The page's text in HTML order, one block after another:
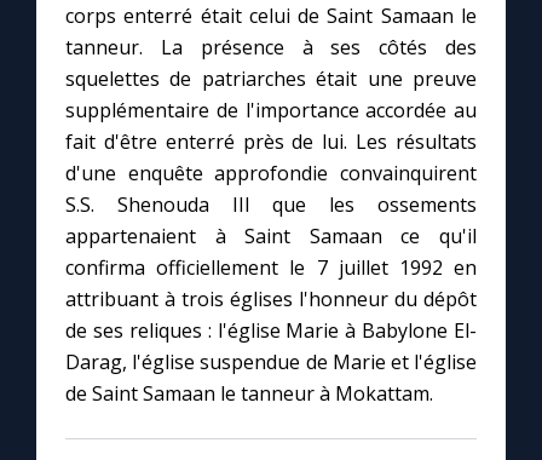
corps enterré était celui de Saint Samaan le
tanneur. La présence à ses côtés des
squelettes de patriarches était une preuve
supplémentaire de l'importance accordée au
fait d'être enterré près de lui. Les résultats
d'une enquête approfondie convainquirent
S.S. Shenouda III que les ossements
appartenaient à Saint Samaan ce qu'il
confirma officiellement le 7 juillet 1992 en
attribuant à trois églises l'honneur du dépôt
de ses reliques : l'église Marie à Babylone El-
Darag, l'église suspendue de Marie et l'église
de Saint Samaan le tanneur à Mokattam.